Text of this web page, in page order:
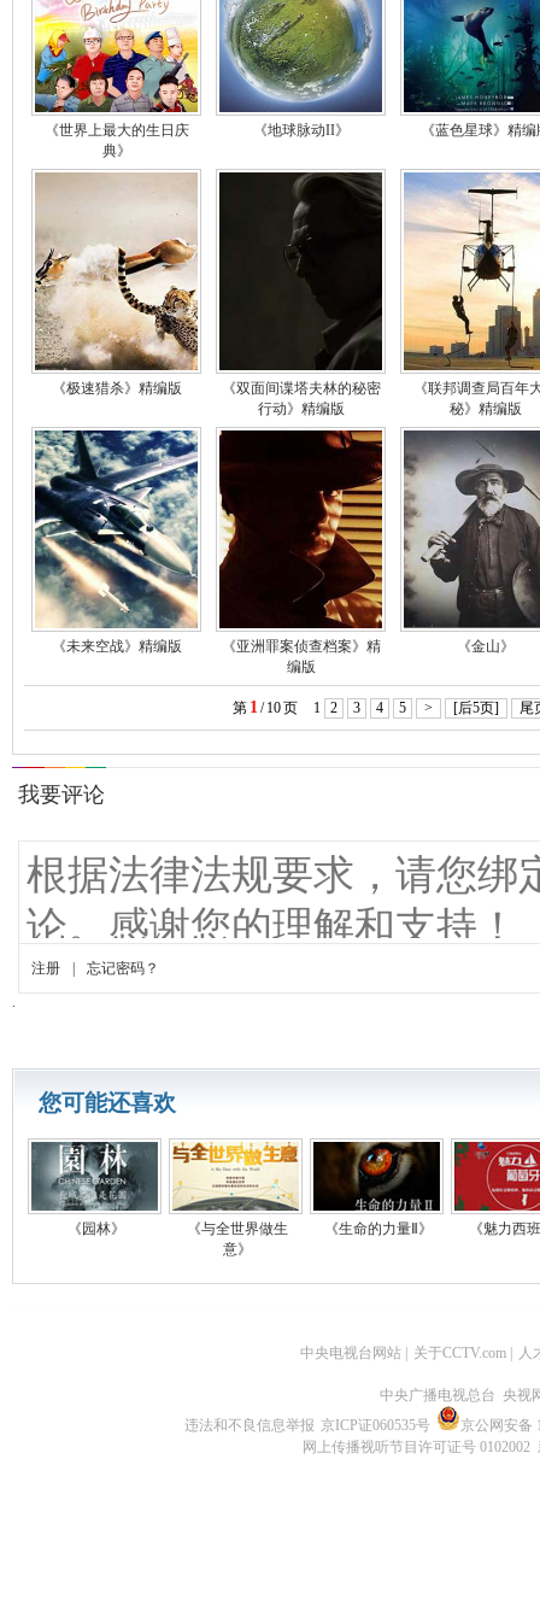
《世界上最大的生日庆
典》
《地球脉动II》 《蓝色星球》精
《极速猎杀》精编版
《双面间谍塔夫林的秘密
行动》精编版
《联邦调查局百年
秘》精编版
《未来空战》精编版
《亚洲罪案侦查档案》精
编版
《金山》
第 1 / 10页 1 2 3 4 5 > [后5页] 尾
您可能还喜欢
《园林》
《与全世界做生
意》
《生命的力量Ⅱ》 《魅力西
中央电视台网站 关于CCTV.com 人
中央广播电视总台 央视
违法和不良信息举报 京ICP证060535号
京公网安备
网上传播视听节目许可证号 0102002